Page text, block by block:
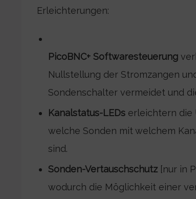
Erleichterungen:
PicoBNC+ Softwaresteuerung
Nullstellung der Stromzangen
Sondenschalter vermeidet und
Kanalstatus-LEDs erleichtern die
welche Sonden mit welchem
sind.
Sonden-Vertauschschutz [nur in
wodurch die Möglichkeit einer